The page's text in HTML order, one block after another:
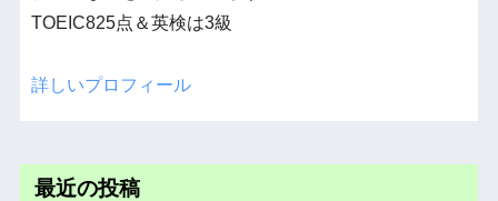
TOEIC825点＆英検は3級
詳しいプロフィール
最近の投稿